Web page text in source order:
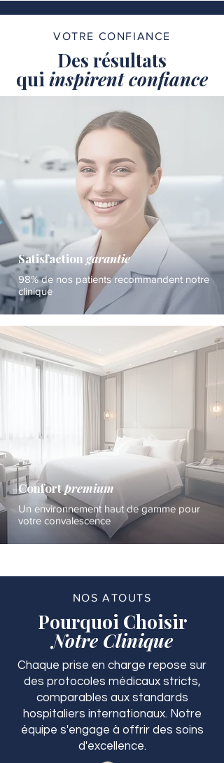
VOTRE CONFIANCE
Des résultats
quiinspirent confiance
Satisfaction garantie
98% de nos patients recommandent notre
clinique
Confortpremium
Un environnement haut de gamme pour
votre convalescence
NOS ATOUTS
Pourquoi Choisir
Notre Clinique
Chaque prise en charge repose sur
des protocoles médicaux stricts,
comparables aux standards
hospitaliers internationaux. Notre
équipe s'engage à offrir des soins
d'excellence.